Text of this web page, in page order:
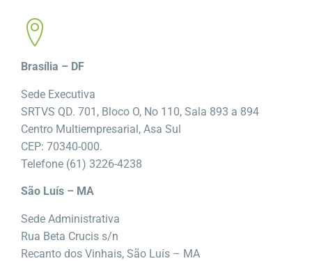
Brasília – DF
Sede Executiva
SRTVS QD. 701, Bloco O, No 110, Sala 893 a 894
Centro Multiempresarial, Asa Sul
CEP: 70340-000.
Telefone (61) 3226-4238
São Luís – MA
Sede Administrativa
Rua Beta Crucis s/n
Recanto dos Vinhais, São Luís – MA